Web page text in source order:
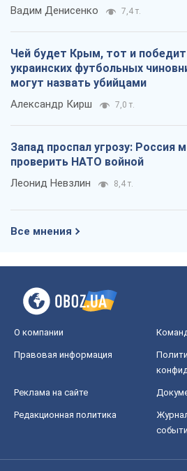
Вадим Денисенко 7,4 т.
Чей будет Крым, тот и победит
украинских футбольных
могут назвать убийцами
Александр Кирш 7,0 т.
Запад проспал угрозу: Россия
проверить НАТО войной
Леонид Невзлин 8,4 т.
Все мнения
О компании
Правовая информация
Реклама на сайте
Редакционная политика